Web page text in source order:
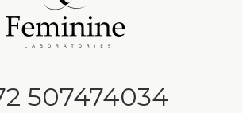
507474034